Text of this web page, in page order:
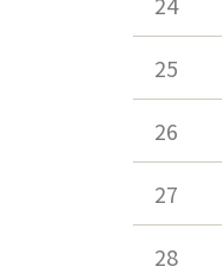
25
26
27
28